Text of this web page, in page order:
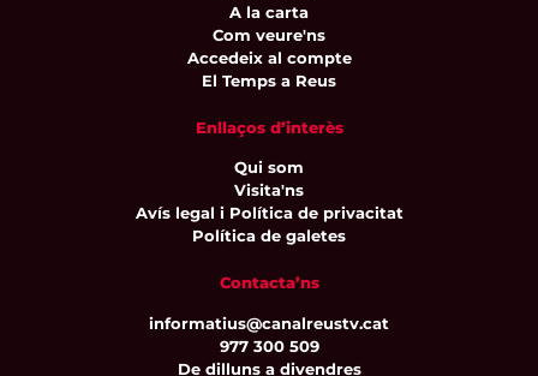
A la carta
Com veure'ns
Accedeix al compte
El Temps a Reus
Enllaços d’interès
Qui som
Visita'ns
Avís legal i Política de privacitat
Política de galetes
Contacta’ns
informatius@canalreustv.cat
977 300 509
De dilluns a divendres